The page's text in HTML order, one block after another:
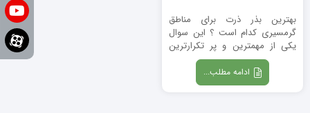
بهترین بذر ذرت برای مناطق
گرمسیری کدام است ؟ این سوال
یکی از مهمترین و پر تکرارترین
سوالاتی است که ...
ادامه مطلب...